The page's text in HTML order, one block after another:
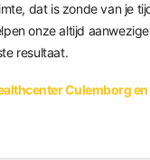
dat is zonde van je
onze altijd
resultaat.
Culemborg